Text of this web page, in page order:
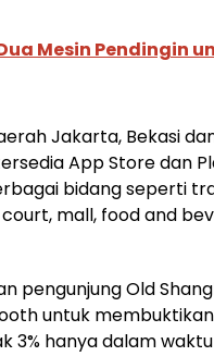
Mesin Pendingin
Jakarta, Bekasi
App Store dan
bidang seperti
mall, food and
pengunjung Old
untuk
3% hanya dalam